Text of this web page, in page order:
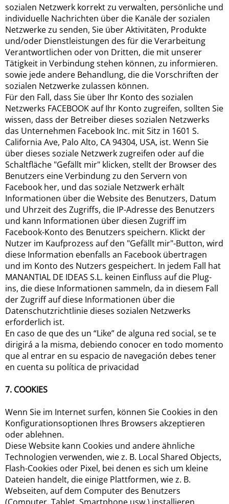
sozialen Netzwerk korrekt zu verwalten, persönliche und
individuelle Nachrichten über die Kanäle der sozialen
Netzwerke zu senden, Sie über Aktivitäten, Produkte
und/oder Dienstleistungen des für die Verarbeitung
Verantwortlichen oder von Dritten, die mit unserer
Tätigkeit in Verbindung stehen können, zu informieren.
sowie jede andere Behandlung, die die Vorschriften der
sozialen Netzwerke zulassen können.
Für den Fall, dass Sie über Ihr Konto des sozialen
Netzwerks FACEBOOK auf Ihr Konto zugreifen, sollten Sie
wissen, dass der Betreiber dieses sozialen Netzwerks
das Unternehmen Facebook Inc. mit Sitz in 1601 S.
California Ave, Palo Alto, CA 94304, USA, ist. Wenn Sie
über dieses soziale Netzwerk zugreifen oder auf die
Schaltfläche "Gefällt mir" klicken, stellt der Browser des
Benutzers eine Verbindung zu den Servern von
Facebook her, und das soziale Netzwerk erhält
Informationen über die Website des Benutzers, Datum
und Uhrzeit des Zugriffs, die IP-Adresse des Benutzers
und kann Informationen über diesen Zugriff im
Facebook-Konto des Benutzers speichern. Klickt der
Nutzer im Kaufprozess auf den "Gefällt mir"-Button, wird
diese Information ebenfalls an Facebook übertragen
und im Konto des Nutzers gespeichert. In jedem Fall hat
MANANTIAL DE IDEAS S.L. keinen Einfluss auf die Plug-
ins, die diese Informationen sammeln, da in diesem Fall
der Zugriff auf diese Informationen über die
Datenschutzrichtlinie dieses sozialen Netzwerks
erforderlich ist.
En caso de que des un “Like” de alguna red social, se te
dirigirá a la misma, debiendo conocer en todo momento
que al entrar en su espacio de navegación debes tener
en cuenta su política de privacidad
7. COOKIES
Wenn Sie im Internet surfen, können Sie Cookies in den
Konfigurationsoptionen Ihres Browsers akzeptieren
oder ablehnen.
Diese Website kann Cookies und andere ähnliche
Technologien verwenden, wie z. B. Local Shared Objects,
Flash-Cookies oder Pixel, bei denen es sich um kleine
Dateien handelt, die einige Plattformen, wie z. B.
Webseiten, auf dem Computer des Benutzers